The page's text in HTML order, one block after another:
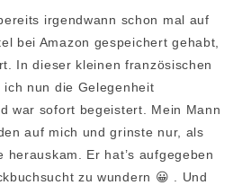
irgendwann schon mal auf
bei Amazon gespeichert gehabt,
In dieser kleinen französischen
ich nun die Gelegenheit
war sofort begeistert. Mein Mann
auf mich und grinste nur, als
herauskam. Er hat’s aufgegeben
zu wundern 😀 . Und